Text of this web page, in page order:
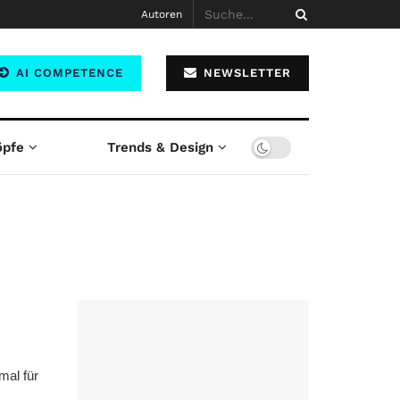
Autoren
AI COMPETENCE NEWSLETTER
Trends & Design
für